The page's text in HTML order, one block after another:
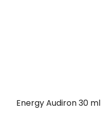
Energy Audiron 30 ml